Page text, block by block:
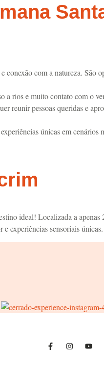
conexão com a natureza. São
a rios e muito contato com o
reunir pessoas queridas e
únicas em cenários
ideal! Localizada a apenas
experiências sensoriais únicas.